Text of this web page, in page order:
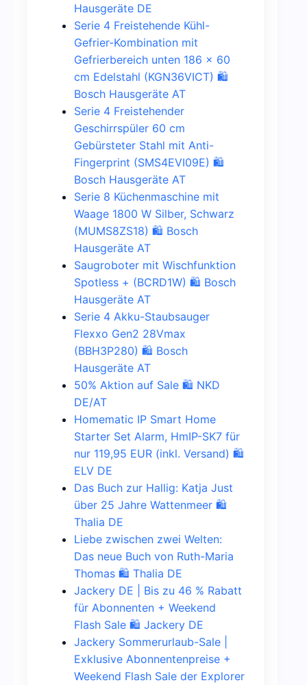
Hausgeräte DE
Serie 4 Freistehende Kühl-
Gefrier-Kombination mit
Gefrierbereich unten 186 x 60
cm Edelstahl (KGN36VICT) 🛍️
Bosch Hausgeräte AT
Serie 4 Freistehender
Geschirrspüler 60 cm
Gebürsteter Stahl mit Anti-
Fingerprint (SMS4EVI09E) 🛍️
Bosch Hausgeräte AT
Serie 8 Küchenmaschine mit
Waage 1800 W Silber, Schwarz
(MUMS8ZS18) 🛍️ Bosch
Hausgeräte AT
Saugroboter mit Wischfunktion
Spotless + (BCRD1W) 🛍️ Bosch
Hausgeräte AT
Serie 4 Akku-Staubsauger
Flexxo Gen2 28Vmax
(BBH3P280) 🛍️ Bosch
Hausgeräte AT
50% Aktion auf Sale 🛍️ NKD
DE/AT
Homematic IP Smart Home
Starter Set Alarm, HmIP-SK7 für
nur 119,95 EUR (inkl. Versand) 🛍️
ELV DE
Das Buch zur Hallig: Katja Just
über 25 Jahre Wattenmeer 🛍️
Thalia DE
Liebe zwischen zwei Welten:
Das neue Buch von Ruth-Maria
Thomas 🛍️ Thalia DE
Jackery DE | Bis zu 46 % Rabatt
für Abonnenten + Weekend
Flash Sale 🛍️ Jackery DE
Jackery Sommerurlaub-Sale |
Exklusive Abonnentenpreise +
Weekend Flash Sale der Explorer